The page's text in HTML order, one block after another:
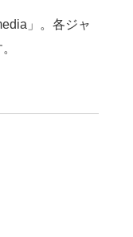
」。各ジャ